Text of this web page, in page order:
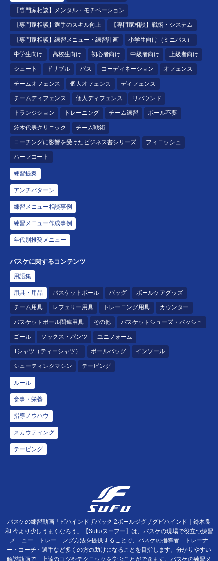
【専門家相談】メンタル・モチベーション
【専門家相談】選手のスキル向上 【専門家相談】戦術・システム
【専門家相談】練習メニュー・練習計画 小学生向け（ミニバス）
中学生向け 高校生向け 初心者向け 中級者向け 上級者向け
シュート ドリブル パス コーディネーション オフェンス
チームオフェンス 個人オフェンス ディフェンス
チームディフェンス 個人ディフェンス リバウンド
トランジション トレーニング チーム練習 ボール不要
鈴木代表クリニック チーム戦術
コーチングに影響を受けたビジネス書シリーズ フィニッシュ
ハーフコート
練習提案
アンチパターン
練習メニュー相談事例
練習メニュー作成事例
年代別推奨メニュー
バスケに関するコンテンツ
用語集
用具・用品 バスケットボール バッグ ボールケアグッズ
チーム用具 レフェリー用具 トレーニング用具 カウンター
バスケットボール関連用具 その他 バスケットシューズ・バッシュ
ゴール ソックス・パンツ ユニフォーム
Tシャツ（ティーシャツ） ボールバッグ インソール
シューティングマシン テーピング
ルール
食事・栄養
指導ノウハウ
スカウティング
テーピング
バスケの練習動画「ビハインドザバック 2ボールジグザグビハインド｜鈴木良
和 今より少しうまくなろう」【Sufu/スーフー】は、バスケの現場で役立つ練習
メニュー・トレーニング方法を提供することで、バスケの指導者・トレーナ
ー・コーチ・選手など多くの方の助けになることを目指します。分かりやすい
解説動画で、上達のコツやテクニックを学ぶことができます。バスケの練習メ